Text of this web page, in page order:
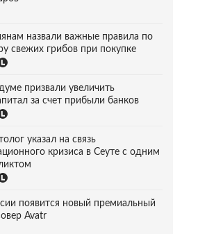
назвали важные правила по
свежих грибов при покупке
призвали увеличить
за счет прибыли банков
указал на связь
кризиса в Сеуте с одним
появится новый премиальный
Avatr